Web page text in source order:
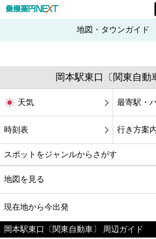
地図・タウンガイド
岡本駅東口〔関東自動
天気 最寄駅・
時刻表 行き方案
スポットをジャンルからさがす
グルメ
映画
美容
地図を見る
現在地から今出発
岡本駅東口〔関東自動車〕 周辺ガイド